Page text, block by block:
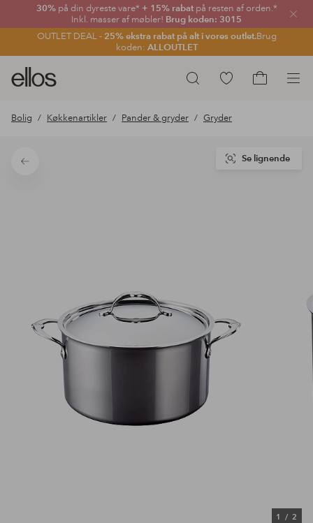
30% på din dyreste vare* + 15% rabatpå resten af orden.*
Inkl. masser af møbler! Brug koden: 3015
OUTLET DEAL - 25% ekstra rabat på alt i vores outlet.Brug
koden: ALLOUTLET
Luk
Søg
Ellos
logo
gå
forsiden
Gå
favoritmarkerede
Bolig Køkkenartikler Pander & gryder Gryder
Tilbage
1 / 2
Se lignende